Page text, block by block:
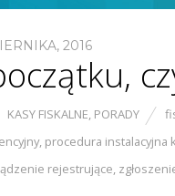
2016
KASY FISKALNE, PORADY
, procedura instalacyjna
rejestrujące,